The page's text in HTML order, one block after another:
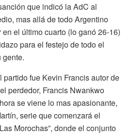
que indicó la AdC al
mas allá de todo Argentino
el último cuarto (lo ganó 26-16)
para el festejo de todo el
gente.
partido fue Kevin Francis autor de
perdedor, Francis Nwankwo
se viene lo mas apasionante,
serie que comenzará el
Morochas”, donde el conjunto